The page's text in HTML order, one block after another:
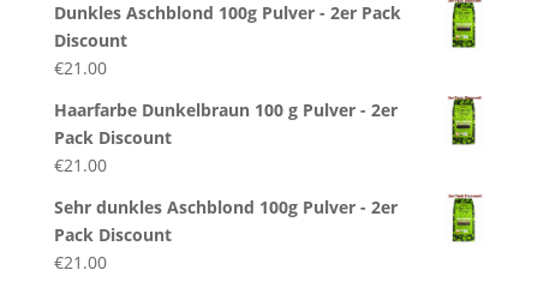
Dunkles Aschblond 100g Pulver - 2er Pack
Discount
€21.00
Haarfarbe Dunkelbraun 100 g Pulver - 2er
Pack Discount
€21.00
Sehr dunkles Aschblond 100g Pulver - 2er
Pack Discount
€21.00